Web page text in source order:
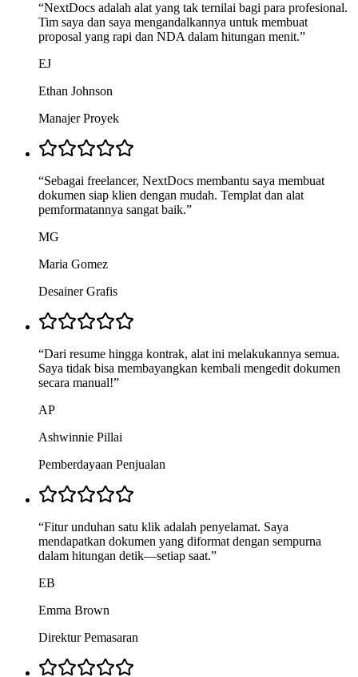
“NextDocs adalah alat yang tak ternilai bagi para profesional.
Tim saya dan saya mengandalkannya untuk membuat
proposal yang rapi dan NDA dalam hitungan menit.”
EJ
Ethan Johnson
Manajer Proyek
“Sebagai freelancer, NextDocs membantu saya membuat
dokumen siap klien dengan mudah. Templat dan alat
pemformatannya sangat baik.”
MG
Maria Gomez
Desainer Grafis
“Dari resume hingga kontrak, alat ini melakukannya semua.
Saya tidak bisa membayangkan kembali mengedit dokumen
secara manual!”
AP
Ashwinnie Pillai
Pemberdayaan Penjualan
“Fitur unduhan satu klik adalah penyelamat. Saya
mendapatkan dokumen yang diformat dengan sempurna
dalam hitungan detik—setiap saat.”
EB
Emma Brown
Direktur Pemasaran